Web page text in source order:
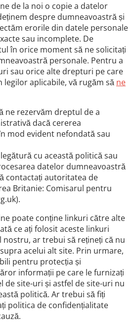
de la noi o copie a datelor
despre dumneavoastră și
erorile din datele personale
sau incomplete. De
în orice moment să ne solicitați
personale. Pentru a
sau orice alte drepturi pe care
legilor aplicabile, vă rugăm să ne
ne rezervăm dreptul de a
dacă cererea
mod evident nefondată sau
cu această politică sau
datelor dumneavoastră
contactați autoritatea de
Britanie: Comisarul pentru
poate conține linkuri către alte
ce ați folosit aceste linkuri
ar trebui să rețineți că nu
acelui alt site. Prin urmare,
pentru protecția și
informații pe care le furnizați
de site-uri și astfel de site-uri nu
politică. Ar trebui să fiți
politica de confidențialitate